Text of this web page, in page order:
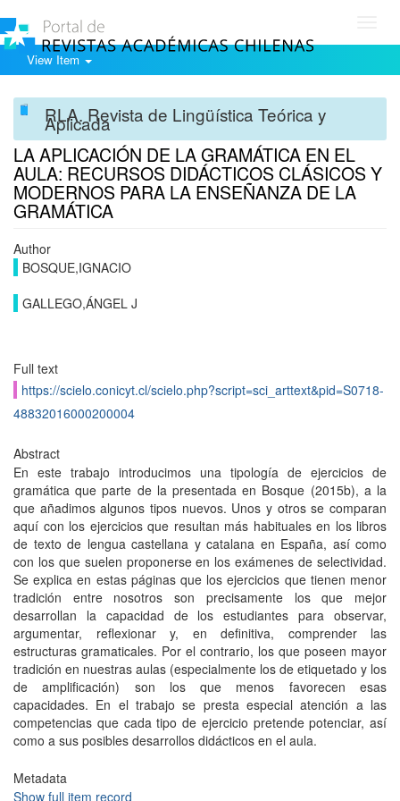
View Item
RLA. Revista de Lingüística Teórica y
Aplicada
LA APLICACIÓN DE LA GRAMÁTICA EN EL
AULA: RECURSOS DIDÁCTICOS CLÁSICOS Y
MODERNOS PARA LA ENSEÑANZA DE LA
GRAMÁTICA
Author
BOSQUE,IGNACIO
GALLEGO,ÁNGEL J
Full text
https://scielo.conicyt.cl/scielo.php?script=sci_arttext&pid=S0718-
48832016000200004
Abstract
En este trabajo introducimos una tipología de ejercicios de
gramática que parte de la presentada en Bosque (2015b), a la
que añadimos algunos tipos nuevos. Unos y otros se comparan
aquí con los ejercicios que resultan más habituales en los libros
de texto de lengua castellana y catalana en España, así como
con los que suelen proponerse en los exámenes de selectividad.
Se explica en estas páginas que los ejercicios que tienen menor
tradición entre nosotros son precisamente los que mejor
desarrollan la capacidad de los estudiantes para observar,
argumentar, reflexionar y, en definitiva, comprender las
estructuras gramaticales. Por el contrario, los que poseen mayor
tradición en nuestras aulas (especialmente los de etiquetado y los
de amplificación) son los que menos favorecen esas
capacidades. En el trabajo se presta especial atención a las
competencias que cada tipo de ejercicio pretende potenciar, así
como a sus posibles desarrollos didácticos en el aula.
Metadata
Show full item record